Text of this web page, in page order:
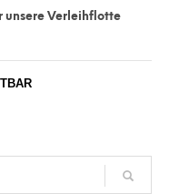
unsere Verleihflotte